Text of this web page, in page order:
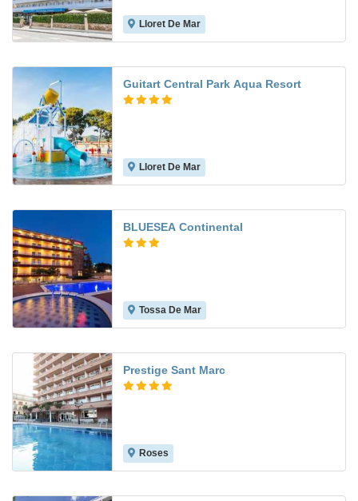
Lloret De Mar
Guitart Central Park Aqua Resort
Lloret De Mar
BLUESEA Continental
Tossa De Mar
Prestige Sant Marc
Roses